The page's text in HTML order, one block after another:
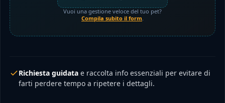
Vuoi una gestione veloce del tuo pet?
Compila subito il form
Richiesta guidata e raccolta info essenziali per evitare di
farti perdere tempo a ripetere i dettagli.